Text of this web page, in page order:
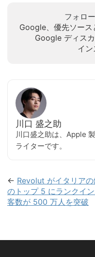
フォロ
Google、優先ソース
Google ディス
イン
川口 盛之助
川口盛之助は、Apple
ライターです。
← Revolut がイタリア
のトップ 5 にランクイ
客数が 500 万人を突破